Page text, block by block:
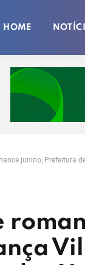
HOME
junino, Prefeitura